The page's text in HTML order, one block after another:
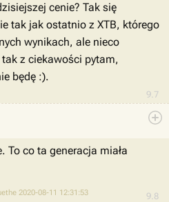
9.7
cenie? Tak się
tak jak ostatnio z XTB, którego
wynikach, ale nieco
z ciekawości pytam,
będę :).
9.8
To co ta generacja miała
2020-08-11 12:31:53